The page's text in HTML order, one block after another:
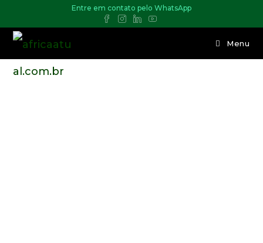
Entre em contato pelo WhatsApp
Menu